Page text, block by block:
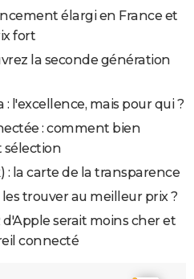
élargi en France et
fort
la seconde génération
l'excellence, mais pour qui ?
: comment bien
sélection
: la carte de la transparence
trouver au meilleur prix ?
d'Apple serait moins cher et
connecté